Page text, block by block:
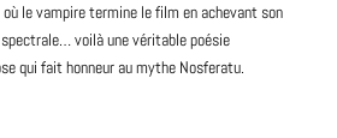
le vampire termine le film en achevant son
voilà une véritable poésie
qui fait honneur au mythe Nosferatu.